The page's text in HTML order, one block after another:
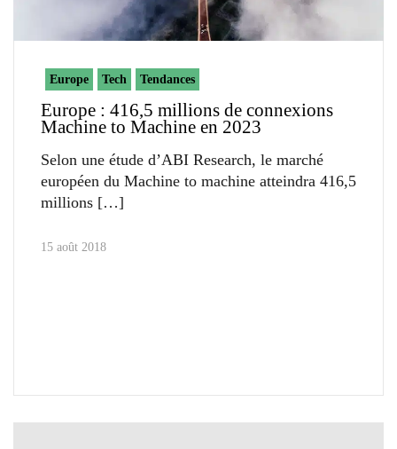
Europe Tech Tendances
Europe : 416,5 millions de connexions
Machine to Machine en 2023
Selon une étude d’ABI Research, le marché
européen du Machine to machine atteindra 416,5
millions
15 août 2018